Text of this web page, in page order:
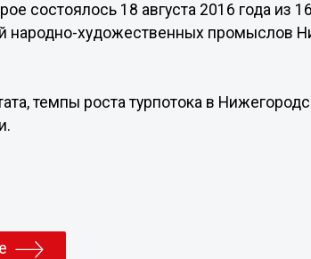
состоялось 18 августа 2016 года из
народно-художественных промыслов
темпы роста турпотока в